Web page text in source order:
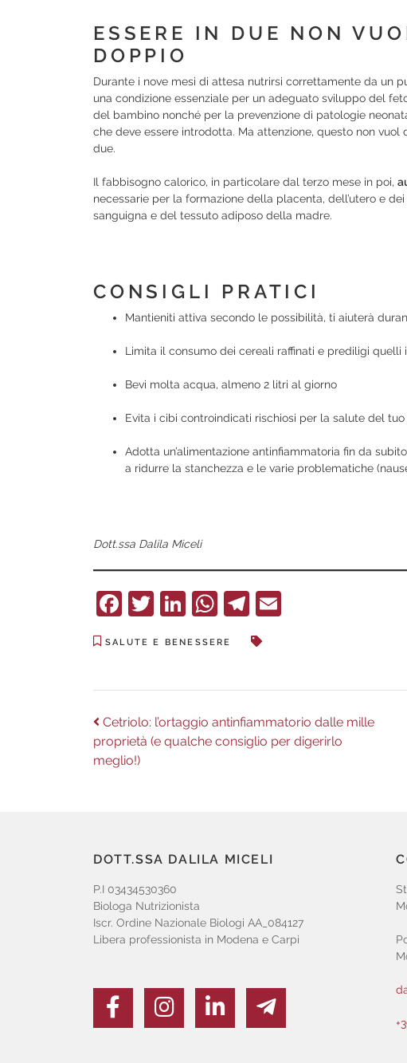
ESSERE IN DUE NON
DOPPIO
Durante i nove mesi di attesa nutrirsi correttamente da un
una condizione essenziale per un adeguato sviluppo del
del bambino nonché per la prevenzione di patologie
che deve essere introdotta. Ma attenzione, questo non
due.
Il fabbisogno calorico, in particolare dal terzo mese in poi,
necessarie per la formazione della placenta, dell’utero e
sanguigna e del tessuto adiposo della madre.
CONSIGLI PRATICI
Mantieniti attiva secondo le possibilità, ti aiuterà
Limita il consumo dei cereali raffinati e prediligi quelli
Bevi molta acqua, almeno 2 litri al giorno
Evita i cibi controindicati rischiosi per la salute del
Adotta un’alimentazione antinfiammatoria fin da
a ridurre la stanchezza e le varie problematiche
Dott.ssa Dalila Miceli
Facebook
Twitter
LinkedIn
WhatsApp
Telegram
SALUTE E BENESSERE
Navigazione
articoli
Previous
post:
Cetriolo: l’ortaggio antinfiammatorio dalle mille
proprietà (e qualche consiglio per digerirlo
meglio!)
DOTT.SSA DALILA MICELI
P.I 03434530360
Biologa Nutrizionista
Iscr. Ordine Nazionale Biologi AA_084127
Libera professionista in Modena e Carpi